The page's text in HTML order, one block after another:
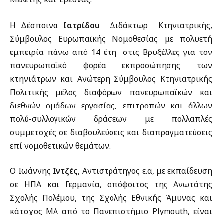
Η Δέσποινα Ιατρίδου Διδάκτωρ Κτηνιατρικής,
Σύμβουλος Ευρωπαϊκής Νομοθεσίας με πολυετή
εμπειρία πάνω από 14 έτη στις Βρυξέλλες για τον
πανευρωπαϊκό φορέα εκπροσώπησης των
κτηνιάτρων και Ανώτερη Σύμβουλος Κτηνιατρικής
Πολιτικής μέλος διαφόρων πανευρωπαϊκών και
διεθνών ομάδων εργασίας, επιτροπών και άλλων
πολύ-συλλογικών δράσεων με πολλαπλές
συμμετοχές σε διαβουλεύσεις και διαπραγματεύσεις
επί νομοθετικών θεμάτων.
Ο Ιωάννης Ιντζές, Αντιστράτηγος ε.α, με εκπαίδευση
σε ΗΠΑ και Γερμανία, απόφοιτος της Ανωτάτης
Σχολής Πολέμου, της Σχολής Εθνικής Άμυνας και
κάτοχος ΜΑ από το Πανεπιστήμιο Plymouth, είναι